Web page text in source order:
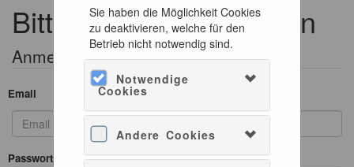
Sie haben die Möglichkeit Cookies
zu deaktivieren, welche für den
Betrieb nicht notwendig sind.
Notwendige
Cookies
Andere Cookies
Bitte melden Sie sich an
Anmeldeformular
Email
Passwort